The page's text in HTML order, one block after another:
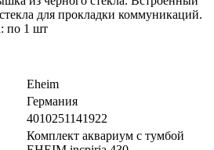
для прокладки коммуникаций.
по 1 шт
Eheim
Германия
4010251141922
Комплект аквариум с тумбой